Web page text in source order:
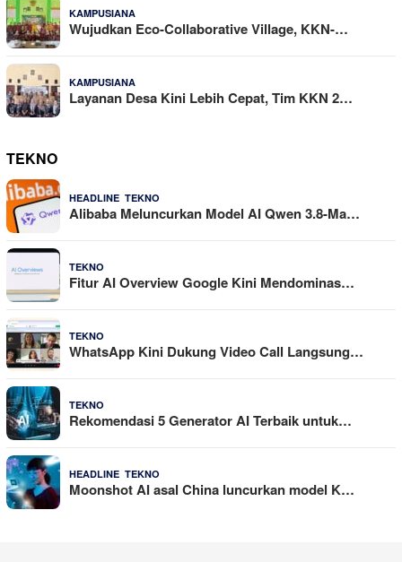
KAMPUSIANA
Wujudkan Eco-Collaborative Village, KKN-…
KAMPUSIANA
Layanan Desa Kini Lebih Cepat, Tim KKN 2…
TEKNO
HEADLINE TEKNO
Alibaba Meluncurkan Model AI Qwen 3.8-Ma…
TEKNO
Fitur AI Overview Google Kini Mendominas…
TEKNO
WhatsApp Kini Dukung Video Call Langsung…
TEKNO
Rekomendasi 5 Generator AI Terbaik untuk…
HEADLINE TEKNO
Moonshot AI asal China luncurkan model K…